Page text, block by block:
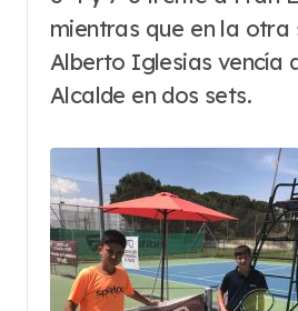
mientras que en la otra
Alberto Iglesias vencía
Alcalde en dos sets.